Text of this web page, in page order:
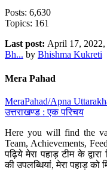
Posts: 6,630
Topics: 161
Last post: April 17,
Bh... by Bhishma Kukreti
Mera Pahad
MeraPahad/Apna
उत्तराखण्ड : एक परिचय
Here you will find the
Team, Achievements,
पढ़िये मेरा पहाड़ टीम के द्वारा
की उपलब्धियां, मेरा पहाड़ को